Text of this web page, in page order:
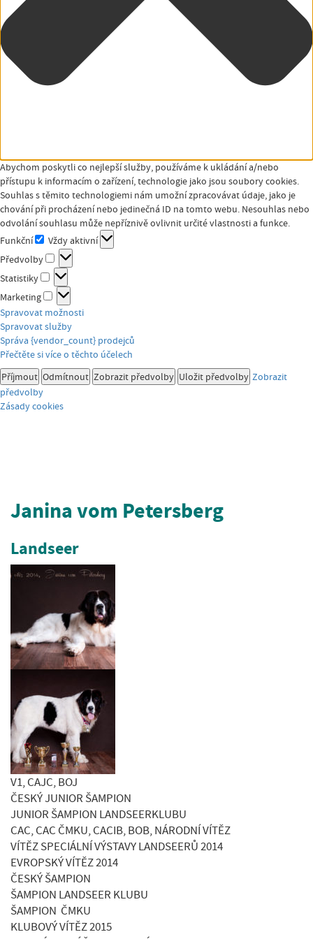
Abychom poskytli co nejlepší služby, používáme k ukládání a/nebo
přístupu k informacím o zařízení, technologie jako jsou soubory cookies.
Souhlas s těmito technologiemi nám umožní zpracovávat údaje, jako je
chování při procházení nebo jedinečná ID na tomto webu. Nesouhlas nebo
odvolání souhlasu může nepříznivě ovlivnit určité vlastnosti a funkce.
Funkční
Funkční
Vždy aktivní
Předvolby
Předvolby
Statistiky
Statistiky
Marketing
Marketing
Spravovat možnosti
Spravovat služby
Správa {vendor_count} prodejců
Přečtěte si více o těchto účelech
Příjmout Odmítnout Zobrazit předvolby Uložit předvolby Zobrazit
předvolby
Zásady cookies
Janina vom Petersberg
Landseer
V1, CAJC, BOJ
ČESKÝ JUNIOR ŠAMPION
JUNIOR ŠAMPION LANDSEERKLUBU
CAC, CAC ČMKU, CACIB, BOB, NÁRODNÍ VÍTĚZ
VÍTĚZ SPECIÁLNÍ VÝSTAVY LANDSEERŮ 2014
EVROPSKÝ VÍTĚZ 2014
ČESKÝ ŠAMPION
ŠAMPION LANDSEER KLUBU
ŠAMPION ČMKU
KLUBOVÝ VÍTĚZ 2015